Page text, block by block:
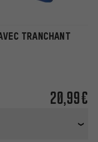
TRANCHANT
20,99€